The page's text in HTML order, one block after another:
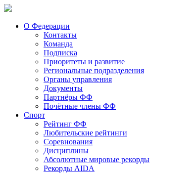
О Федерации
Контакты
Команда
Подписка
Приоритеты и развитие
Региональные подразделения
Органы управления
Документы
Партнёры ФФ
Почётные члены ФФ
Спорт
Рейтинг ФФ
Любительские рейтинги
Соревнования
Дисциплины
Абсолютные мировые рекорды
Рекорды AIDA